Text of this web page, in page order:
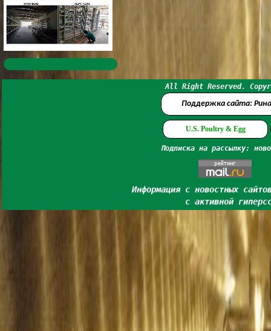
All Right Reserved.
Поддержка сайта:
U.S. Poultry & Egg
Подписка на рассылку:
Информация с новостных
с активной